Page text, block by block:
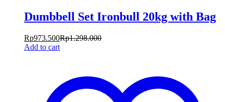
Dumbbell Set Ironbull 20kg with Bag
Rp973.500Rp1.298.000
Add to cart